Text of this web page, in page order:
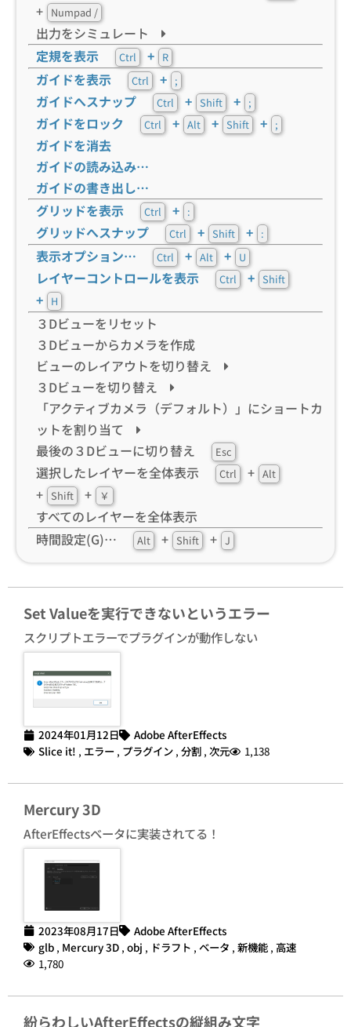
+ Numpad /
出力をシミュレート
定規を表示
Ctrl + R
ガイドを表示 Ctrl + ;
ガイドへスナップ Ctrl + Shift + ;
ガイドをロック Ctrl + Alt + Shift + ;
ガイドを消去
ガイドの読み込み…
ガイドの書き出し…
グリッドを表示
Ctrl + :
グリッドへスナップ Ctrl + Shift + :
表示オプション… Ctrl + Alt + U
レイヤーコントロールを表示 Ctrl + Shift
+ H
３Dビューをリセット
３Dビューからカメラを作成
ビューのレイアウトを切り替え
３Dビューを切り替え
「アクティブカメラ（デフォルト）」にショートカ
ットを割り当て
最後の３Dビューに切り替え
Esc
選択したレイヤーを全体表示 Ctrl + Alt
+ Shift + ￥
すべてのレイヤーを全体表示
時間設定(G)…
Alt + Shift + J
Set Valueを実行できないというエラー
スクリプトエラーでプラグインが動作しない
2024年01月12日
Adobe AfterEffects
Slice it! , エラー , プラグイン , 分割 , 次元 1,138
Mercury 3D
AfterEffectsベータに実装されてる！
2023年08月17日
Adobe AfterEffects
glb , Mercury 3D , obj , ドラフト , ベータ , 新機能 , 高速
1,780
紛らわしいAfterEffectsの縦組み文字